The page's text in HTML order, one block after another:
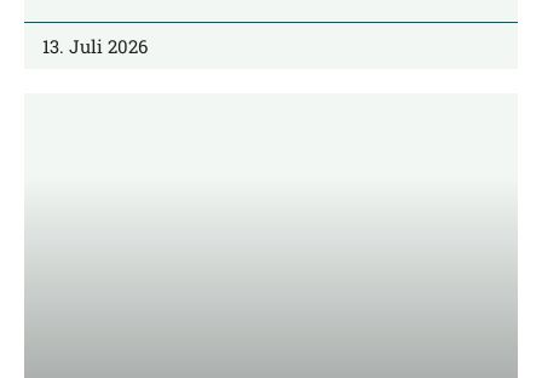
13. Juli 2026